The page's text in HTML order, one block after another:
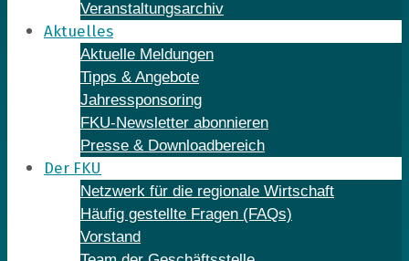
Veranstaltungsarchiv
Aktuelles
Aktuelle Meldungen
Tipps & Angebote
Jahressponsoring
FKU-Newsletter abonnieren
Presse & Downloadbereich
Der FKU
Netzwerk für die regionale Wirtschaft
Häufig gestellte Fragen (FAQs)
Vorstand